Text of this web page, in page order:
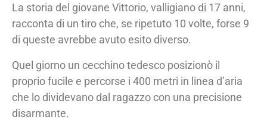
La storia del giovane Vittorio, valligiano di 17 anni,
racconta di un tiro che, se ripetuto 10 volte, forse 9
di queste avrebbe avuto esito diverso.
Quel giorno un cecchino tedesco posizionò il
proprio fucile e percorse i 400 metri in linea d’aria
che lo dividevano dal ragazzo con una precisione
disarmante.